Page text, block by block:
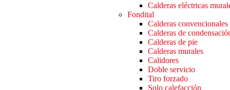
Calderas eléctricas
Fondital
Calderas convencionales
Calderas de
Calderas de pie
Calderas murales
Calidores
Doble servicio
Tiro forzado
Solo calefacción